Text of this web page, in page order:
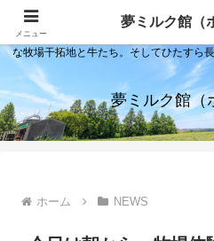
夢ミルク館！それは石川の金沢の隣に
す。日本海のすぐそばで展開する当店は
な牧場干拓地と牛たち。そしてひたすら
夢ミルク館（
ホーム NEWS
メニュー
夢ミルク館（